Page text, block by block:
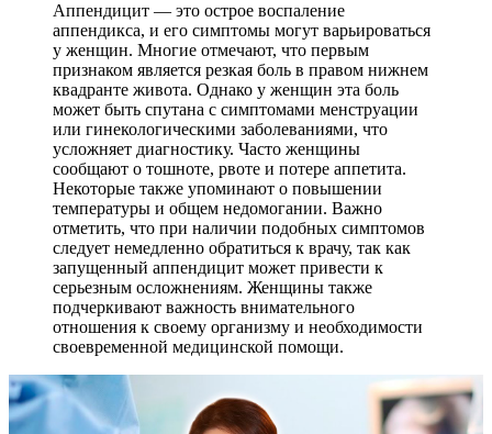
Аппендицит — это острое воспаление
аппендикса, и его симптомы могут варьироваться
у женщин. Многие отмечают, что первым
признаком является резкая боль в правом нижнем
квадранте живота. Однако у женщин эта боль
может быть спутана с симптомами менструации
или гинекологическими заболеваниями, что
усложняет диагностику. Часто женщины
сообщают о тошноте, рвоте и потере аппетита.
Некоторые также упоминают о повышении
температуры и общем недомогании. Важно
отметить, что при наличии подобных симптомов
следует немедленно обратиться к врачу, так как
запущенный аппендицит может привести к
серьезным осложнениям. Женщины также
подчеркивают важность внимательного
отношения к своему организму и необходимости
своевременной медицинской помощи.